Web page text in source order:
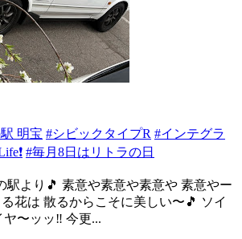
明宝 #シビックタイプR #インテグラ
#毎月8日はリトラの日
より🎵 素意や素意や素意や 素意やー
花は 散るからこそに美しい〜🎵 ソイ
〜ッッ‼️ 今更...